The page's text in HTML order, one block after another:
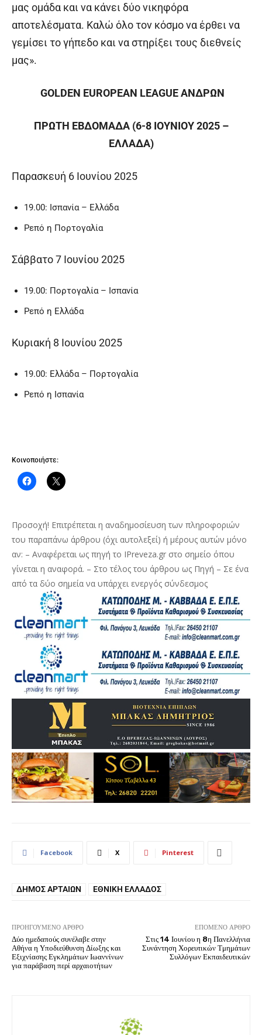
μας ομάδα και να κάνει δύο νικηφόρα
αποτελέσματα. Καλώ όλο τον κόσμο να έρθει να
γεμίσει το γήπεδο και να στηρίξει τους διεθνείς
μας».
GOLDEN EUROPEAN LEAGUE ΑΝΔΡΩΝ
ΠΡΩΤΗ ΕΒΔΟΜΑΔΑ (6-8 ΙΟΥΝΙΟΥ 2025 –
ΕΛΛΑΔΑ)
Παρασκευή 6 Ιουνίου 2025
19.00: Ισπανία – Ελλάδα
Ρεπό η Πορτογαλία
Σάββατο 7 Ιουνίου 2025
19.00: Πορτογαλία – Ισπανία
Ρεπό η Ελλάδα
Κυριακή 8 Ιουνίου 2025
19.00: Ελλάδα – Πορτογαλία
Ρεπό η Ισπανία
Κοινοποιήστε:
Προσοχή! Επιτρέπεται η αναδημοσίευση των πληροφοριών
του παραπάνω άρθρου (όχι αυτολεξεί) ή μέρους αυτών μόνο
αν: – Αναφέρεται ως πηγή το IPreveza.gr στο σημείο όπου
γίνεται η αναφορά. – Στο τέλος του άρθρου ως Πηγή – Σε ένα
από τα δύο σημεία να υπάρχει ενεργός σύνδεσμος
Facebook X Pinterest
ΔΉΜΟΣ ΑΡΤΑΊΩΝ ΕΘΝΙΚΉ ΕΛΛΆΔΟΣ
ΠΡΟΗΓΟΎΜΕΝΟ ΆΡΘΡΟ
Δύο ημεδαπούς συνέλαβε στην
Αθήνα η Υποδιεύθυνση Δίωξης και
Εξιχνίασης Εγκλημάτων Ιωαννίνων
για παράβαση περί αρχαιοτήτων
ΕΠΌΜΕΝΟ ΆΡΘΡΟ
Στις 14 Ιουνίου η 8η Πανελλήνια
Συνάντηση Χορευτικών Τμημάτων
Συλλόγων Εκπαιδευτικών